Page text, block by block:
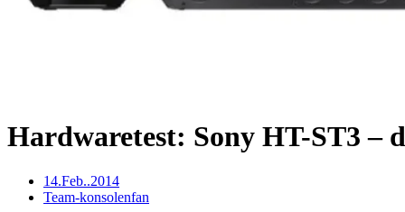
Hardwaretest: Sony HT-ST3 –
14.Feb..2014
Team-konsolenfan